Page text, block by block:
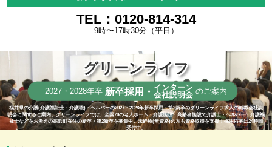
TEL：0120-814-314
9時〜17時30分（平日）
グリーンライフ
2027・2028年卒 新卒採用・ インターン
会社説明会 のご案内
福井県の介護(介護福祉士・介護職)・ヘルパーの2027・2028年新卒採用・第2新卒のグリーンライフ求人の就職会社説
明会に関するご案内。グリーンライフでは、全国70の老人ホーム・介護施設・高齢者施設で介護士・ヘルパー・介護福
祉士などをお考えの高浜町在住の新卒・第2新卒を募集中。未経験(無資格)の方も資格取得を支援！採用応募は24時間
受付中。